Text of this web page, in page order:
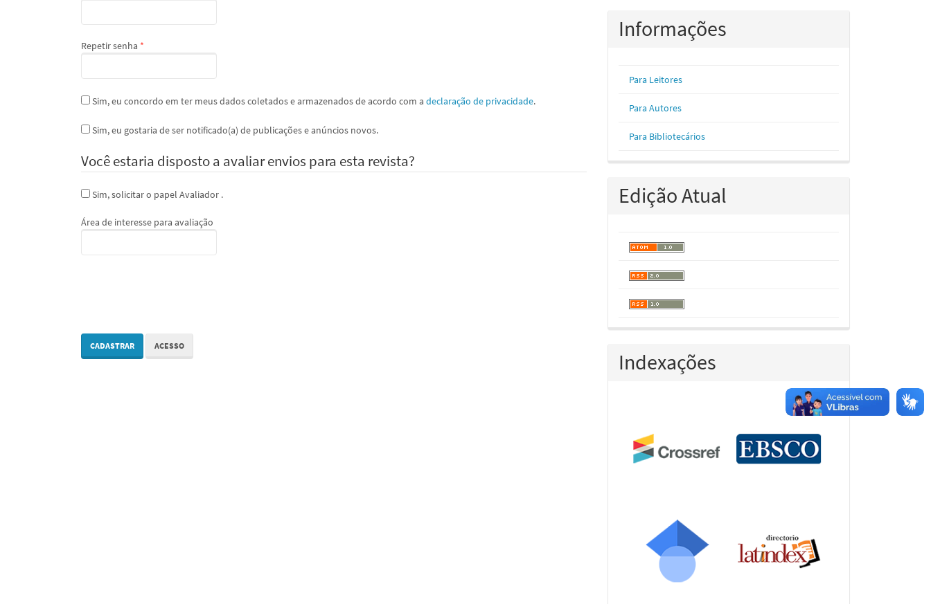
Repetir senha *
Sim, eu concordo em ter meus dados coletados e armazenados de acordo com a declaração de privacidade.
Sim, eu gostaria de ser notificado(a) de publicações e anúncios novos.
Você estaria disposto a avaliar envios para esta revista?
Sim, solicitar o papel Avaliador .
Área de interesse para avaliação
CADASTRAR ACESSO
Informações
Para Leitores
Para Autores
Para Bibliotecários
Edição Atual
Indexações